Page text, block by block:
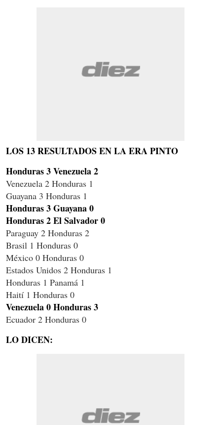
LOS 13 RESULTADOS EN LA ERA PINTO
Honduras 3 Venezuela 2
Venezuela 2 Honduras 1
Guayana 3 Honduras 1
Honduras 3 Guayana 0
Honduras 2 El Salvador 0
Paraguay 2 Honduras 2
Brasil 1 Honduras 0
México 0 Honduras 0
Estados Unidos 2 Honduras 1
Honduras 1 Panamá 1
Haití 1 Honduras 0
Venezuela 0 Honduras 3
Ecuador 2 Honduras 0
LO DICEN: